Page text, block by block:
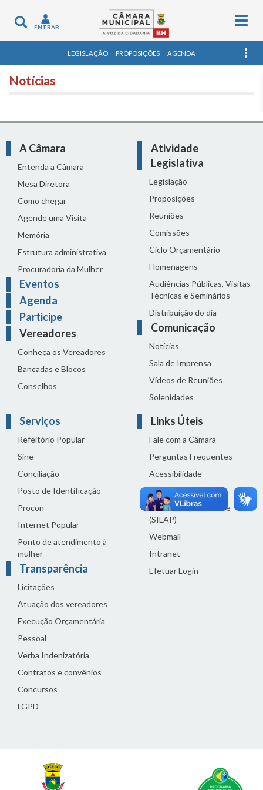
Toggle
navigation
ENTRAR
LEGISLAÇÃO PROPOSIÇÕES AGENDA
Notícias
A Câmara
Entenda a Câmara
Mesa Diretora
Como chegar
Agende uma Visita
Memória
Estrutura administrativa
Procuradoria da Mulher
Eventos
Agenda
Participe
Vereadores
Conheça os Vereadores
Bancadas e Blocos
Conselhos
Atividade
Legislativa
Legislação
Proposições
Reuniões
Comissões
Ciclo Orçamentário
Homenagens
Audiências Públicas, Visitas
Técnicas e Seminários
Distribuição do dia
Comunicação
Notícias
Sala de Imprensa
Vídeos de Reuniões
Solenidades
Serviços
Refeitório Popular
Sine
Conciliação
Posto de Identificação
Procon
Internet Popular
Ponto de atendimento à
mulher
Transparência
Licitações
Atuação dos vereadores
Execução Orçamentária
Pessoal
Verba Indenizatória
Contratos e convênios
Concursos
LGPD
Links Úteis
Fale com a Câmara
Perguntas Frequentes
Acessibilidade
Termos de uso
Política de privacidade
(SILAP)
Webmail
Intranet
Efetuar Login